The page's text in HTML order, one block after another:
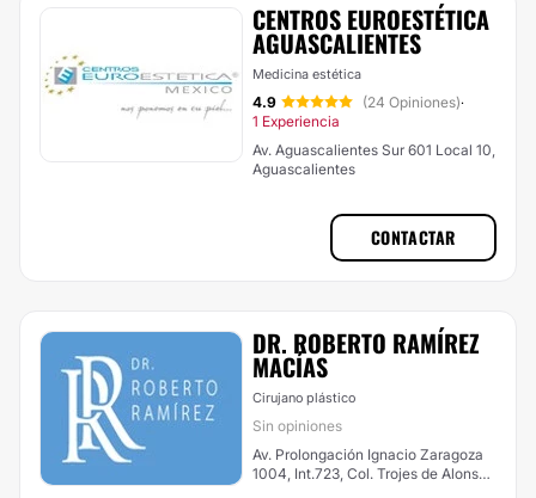
CENTROS EUROESTÉTICA
AGUASCALIENTES
Medicina estética
4.9 (24 Opiniones)·
1 Experiencia
Av. Aguascalientes Sur 601 Local 10,
Aguascalientes
CONTACTAR
DR. ROBERTO RAMÍREZ
MACÍAS
Cirujano plástico
Sin opiniones
Av. Prolongación Ignacio Zaragoza
1004, Int.723, Col. Trojes de Alonso,